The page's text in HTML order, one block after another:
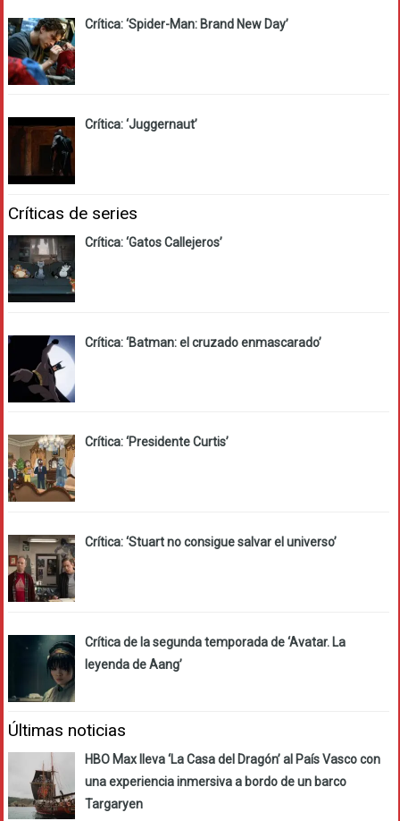
Crítica: ‘Spider-Man: Brand New Day’
Crítica: ‘Juggernaut’
Críticas de series
Crítica: ‘Gatos Callejeros’
Crítica: ‘Batman: el cruzado enmascarado’
Crítica: ‘Presidente Curtis’
Crítica: ‘Stuart no consigue salvar el universo’
Crítica de la segunda temporada de ‘Avatar. La
leyenda de Aang’
Últimas noticias
HBO Max lleva ‘La Casa del Dragón’ al País Vasco con
una experiencia inmersiva a bordo de un barco
Targaryen